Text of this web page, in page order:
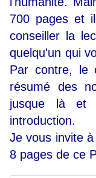
700 pages et
conseiller la
quelqu'un qui
Par contre, le
résumé des
jusque là et
introduction.
Je vous invite
8 pages de ce